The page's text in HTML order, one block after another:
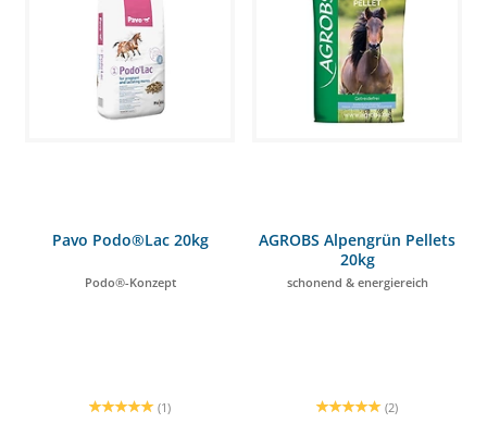
Pavo Podo®Lac 20kg
Podo®-Konzept
(1)
AGROBS Alpengrün Pellets
20kg
schonend & energiereich
(2)